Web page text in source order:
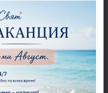
Копчета
Печати
Акрилни блокчета и
ръкохватки
Силиконови печати
Гумени печати